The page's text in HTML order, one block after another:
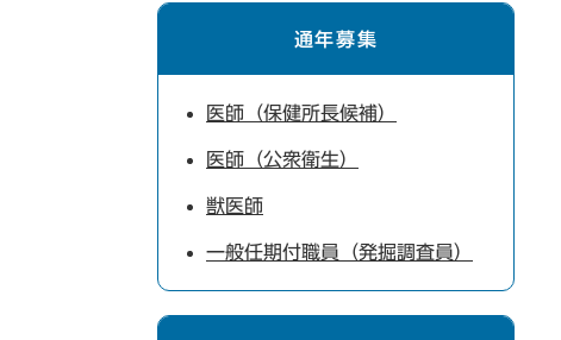
通年募集
医師（保健所長候補）
医師（公衆衛生）
獣医師
一般任期付職員（発掘調査員）